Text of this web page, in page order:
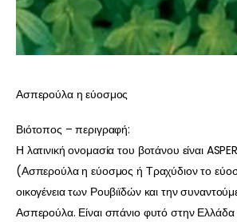
Ασπερούλα η εύοσμος
Βιότοπος – περιγραφή:
Η λατινική ονομασία του βοτάνου είναι
(Ασπερούλα η εύοσμος ή Τραχύδιον το
οικογένεια των Ρουβιϊδών και την
Ασπερούλα. Είναι σπάνιο φυτό στην